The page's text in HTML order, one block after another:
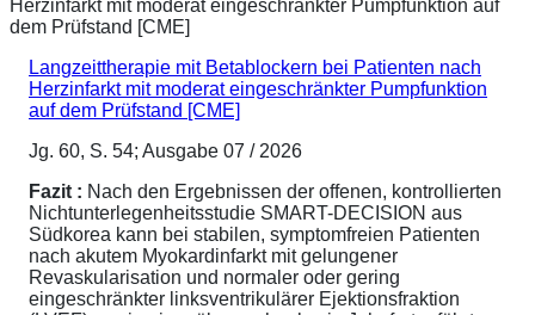
Langzeittherapie mit Betablockern bei Patienten nach
Herzinfarkt mit moderat eingeschränkter Pumpfunktion
auf dem Prüfstand [CME]
Jg. 60, S. 54; Ausgabe 07 / 2026
Fazit : Nach den Ergebnissen der offenen, kontrollierten
Nichtunterlegenheitsstudie SMART-DECISION aus
Südkorea kann bei stabilen, symptomfreien Patienten
nach akutem Myokardinfarkt mit gelungener
Revaskularisation und normaler oder gering
eingeschränkter linksventrikulärer Ejektionsfraktion